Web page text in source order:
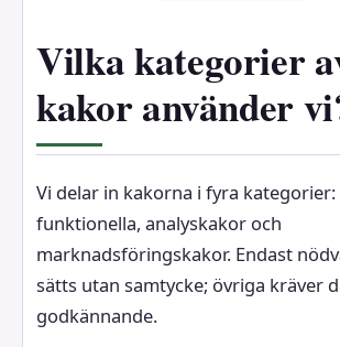
Vilka kategorier
kakor använder
Vi delar in kakorna i fyra
funktionella, analyskakor och
marknadsföringskakor. Endast
sätts utan samtycke; övriga kräver
godkännande.